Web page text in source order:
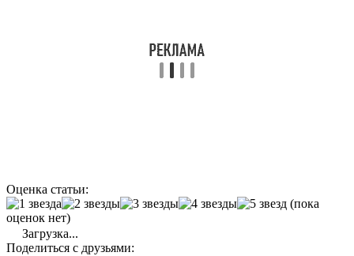
Оценка статьи:
(пока
оценок нет)
Загрузка...
Поделиться с друзьями: